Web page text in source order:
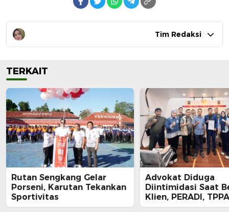
Tim Redaksi
TERKAIT
Rutan Sengkang Gelar
Porseni, Karutan Tekankan
Sportivitas
Advokat Diduga
Diintimidasi Saat
Klien, PERADI,
IKADIN Kompak